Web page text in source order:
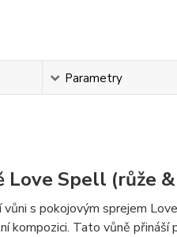
Parametry
Love Spell (růže
s pokojovým sprejem
kompozici. Tato vůně